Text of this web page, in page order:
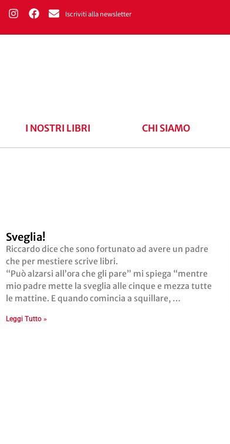
Iscriviti alla newsletter
I NOSTRI LIBRI CHI SIAMO
Sveglia!
Riccardo dice che sono fortunato ad avere un padre
che per mestiere scrive libri.
“Può alzarsi all’ora che gli pare” mi spiega “mentre
mio padre mette la sveglia alle cinque e mezza tutte
le mattine. E quando comincia a squillare, …
Leggi Tutto »